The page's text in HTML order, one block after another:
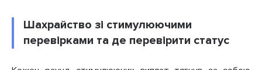
Шахрайство зі стимулюючими
перевірками та де перевірити статус